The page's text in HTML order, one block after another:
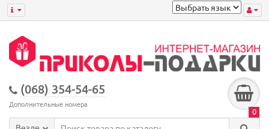
(068) 354-54-65
Дополнительные номера
0